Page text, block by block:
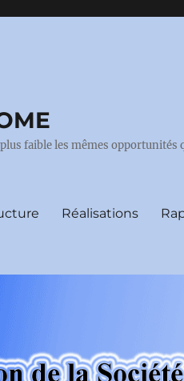
faible les mêmes
Réalisations